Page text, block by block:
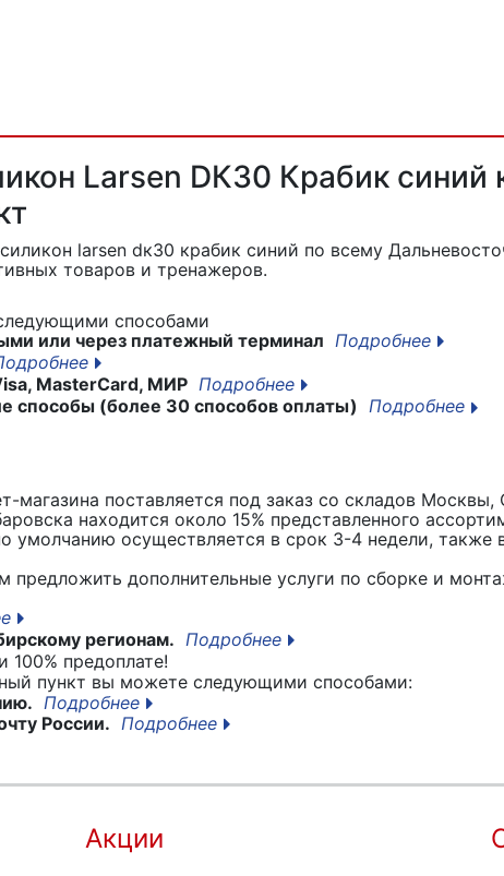
Larsen DК30 Крабик синий
larsen dк30 крабик синий по всему
товаров и тренажеров.
способами
или через платежный терминал Подробнее
MasterCard, МИР Подробнее
способы (более 30 способов оплаты) Подробнее
магазина поставляется под заказ со складов
находится около 15% представленного
умолчанию осуществляется в срок 3-4 недели, также
дополнительные услуги по сборке и
регионам. Подробнее
100% предоплате!
пункт вы можете следующими способами:
Подробнее
России. Подробнее
Акции